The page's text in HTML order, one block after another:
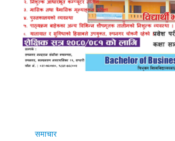
समाचार